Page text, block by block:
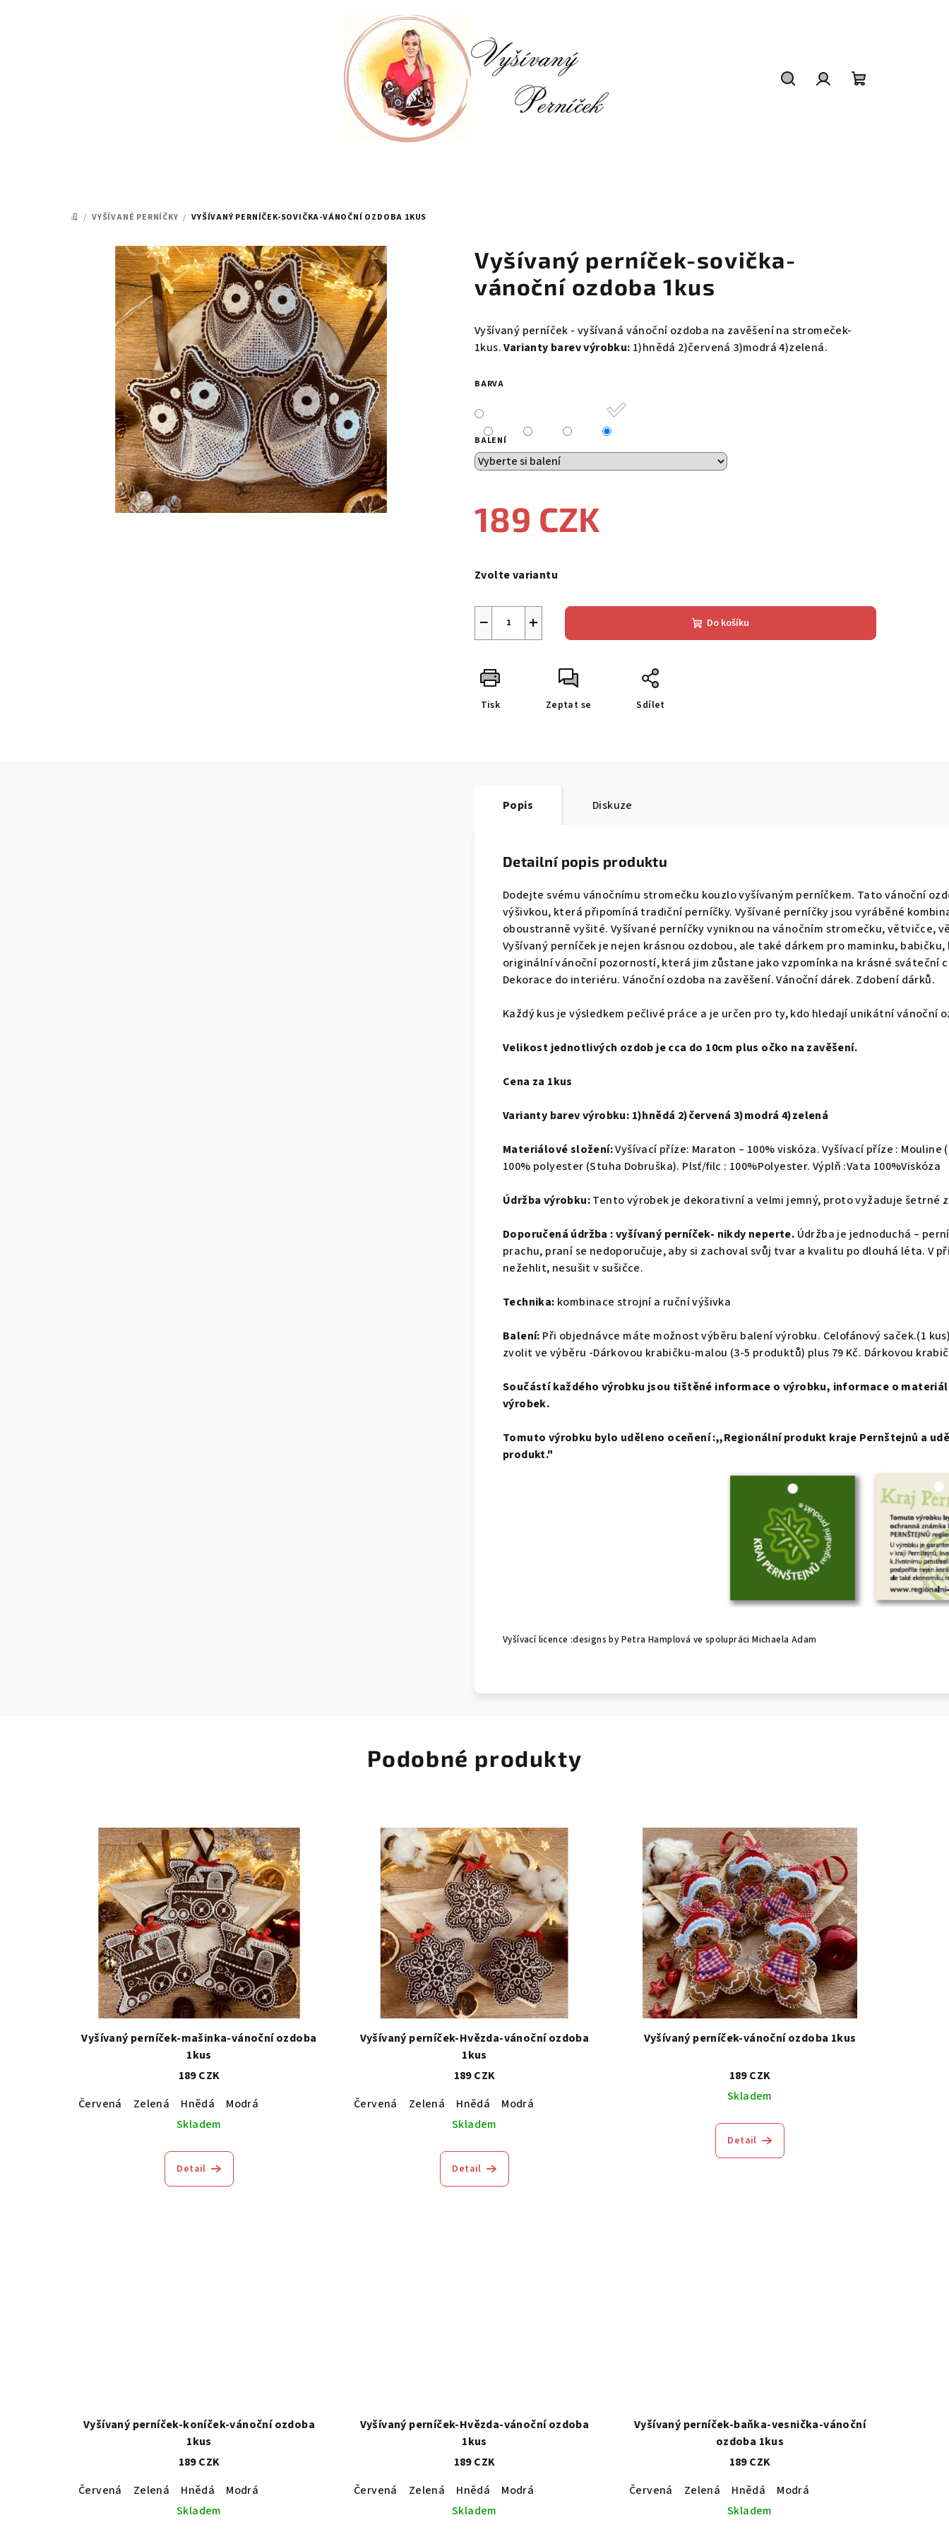
DOMŮ
/ VYŠÍVANÉ PERNÍČKY / VYŠÍVANÝ PERNÍČEK-SOVIČKA-VÁNOČNÍ OZDOBA 1KUS
Vyšívaný perníček-sovička-
vánoční ozdoba 1kus
Vyšívaný perníček - vyšívaná vánoční ozdoba na zavěšení na stromeček-
1kus.Varianty barev výrobku: 1)hnědá 2)červená 3)modrá 4)zelená.
BARVA
BALENÍ
189 CZK
cena:
Zvolte variantu
+
− Do košíku
Tisk Zeptat se Sdílet
Popis Diskuze
Detailní popis produktu
Dodejte svému vánočnímu stromečku kouzlo vyšívaným perníčkem. Tato vánoční
výšivkou, která připomíná tradiční perníčky. Vyšívané perníčky jsou vyráběné
oboustranně vyšité. Vyšívané perníčky vyniknou na vánočním stromečku, větvičce,
Vyšívaný perníček je nejen krásnou ozdobou, ale také dárkem pro maminku,
originální vánoční pozorností, která jim zůstane jako vzpomínka na krásné sváteční
Dekorace do interiéru. Vánoční ozdoba na zavěšení. Vánoční dárek. Zdobení dárků.
Každý kus je výsledkem pečlivé práce a je určen pro ty, kdo hledají unikátní vánoční
Velikost jednotlivých ozdob je cca do 10cm plus očko na zavěšení.
Cena za 1kus
Varianty barev výrobku: 1)hnědá 2)červená 3)modrá 4)zelená
Materiálové složení:Vyšívací příze: Maraton – 100% viskóza. Vyšívací příze :
100% polyester (Stuha Dobruška). Plsť/filc : 100%Polyester. Výplň :Vata 100%Viskóza
Údržba výrobku:Tento výrobek je dekorativní a velmi jemný, proto vyžaduje šetrné
Doporučená údržba : vyšívaný perníček- nikdy neperte. Údržba je jednoduchá –
prachu, praní se nedoporučuje, aby si zachoval svůj tvar a kvalitu po dlouhá léta.
nežehlit, nesušit v sušičce.
Technika: kombinace strojní a ruční výšivka
Balení: Při objednávce máte možnost výběru balení výrobku. Celofánový saček.(1
zvolit ve výběru -Dárkovou krabičku-malou (3-5 produktů) plus 79 Kč. Dárkovou
Součástí každého výrobku jsou tištěné informace o výrobku, informace o
výrobek.
Tomuto výrobku bylo uděleno oceňení :,,Regionální produkt kraje Pernštejnů a
produkt."
Vyšívací licence :designs by Petra Hamplová ve spolupráci Michaela Adam
Podobné produkty
Vyšívaný perníček-mašinka-vánoční ozdoba
1kus
189 CZK
Červená
Zelená Hnědá
Modrá
Skladem
Detail
Vyšívaný perníček-Hvězda-vánoční ozdoba
1kus
189 CZK
Červená
Zelená Hnědá
Modrá
Skladem
Detail
Vyšívaný perníček-vánoční ozdoba 1kus
189 CZK
Skladem
Detail
Vyšívaný perníček-koníček-vánoční ozdoba
1kus
189 CZK
Červená
Zelená Hnědá
Modrá
Skladem
Vyšívaný perníček-Hvězda-vánoční ozdoba
1kus
189 CZK
Červená
Zelená Hnědá
Modrá
Skladem
Vyšívaný perníček-baňka-vesnička-vánoční
ozdoba 1kus
189 CZK
Červená
Zelená Hnědá
Modrá
Skladem